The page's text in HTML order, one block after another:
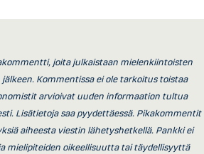
joita julkaistaan mielenkiintoisten
Kommentissa ei ole tarkoitus toistaa
arvioivat uuden informaation tultua
Lisätietoja saa pyydettäessä. Pikakommentit
aiheesta viestin lähetyshetkellä. Pankki ei
mielipiteiden oikeellisuutta tai täydellisyyttä